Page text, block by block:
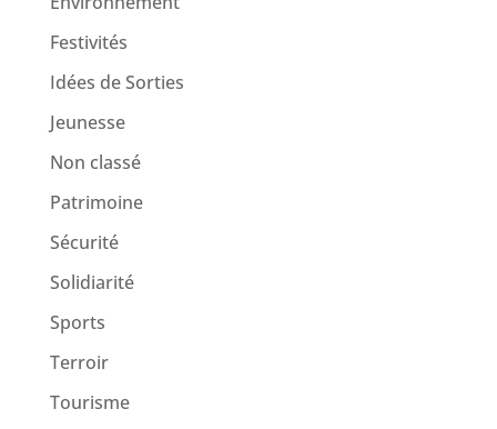
Festivités
Idées de Sorties
Jeunesse
Non classé
Patrimoine
Sécurité
Solidiarité
Sports
Terroir
Tourisme